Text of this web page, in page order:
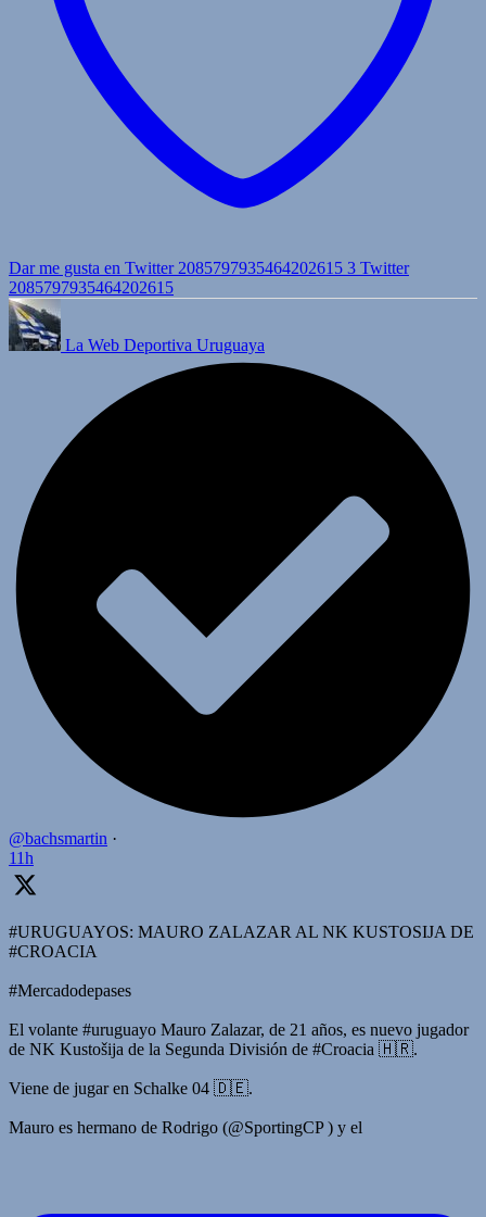
Dar me gusta en Twitter 2085797935464202615 3 Twitter
2085797935464202615
La Web Deportiva Uruguaya
@bachsmartin ·
11h
#URUGUAYOS: MAURO ZALAZAR AL NK KUSTOSIJA DE
#CROACIA
#Mercadodepases
El volante #uruguayo Mauro Zalazar, de 21 años, es nuevo jugador
de NK Kustošija de la Segunda División de #Croacia 🇭🇷.
Viene de jugar en Schalke 04 🇩🇪.
Mauro es hermano de Rodrigo (@SportingCP ) y el